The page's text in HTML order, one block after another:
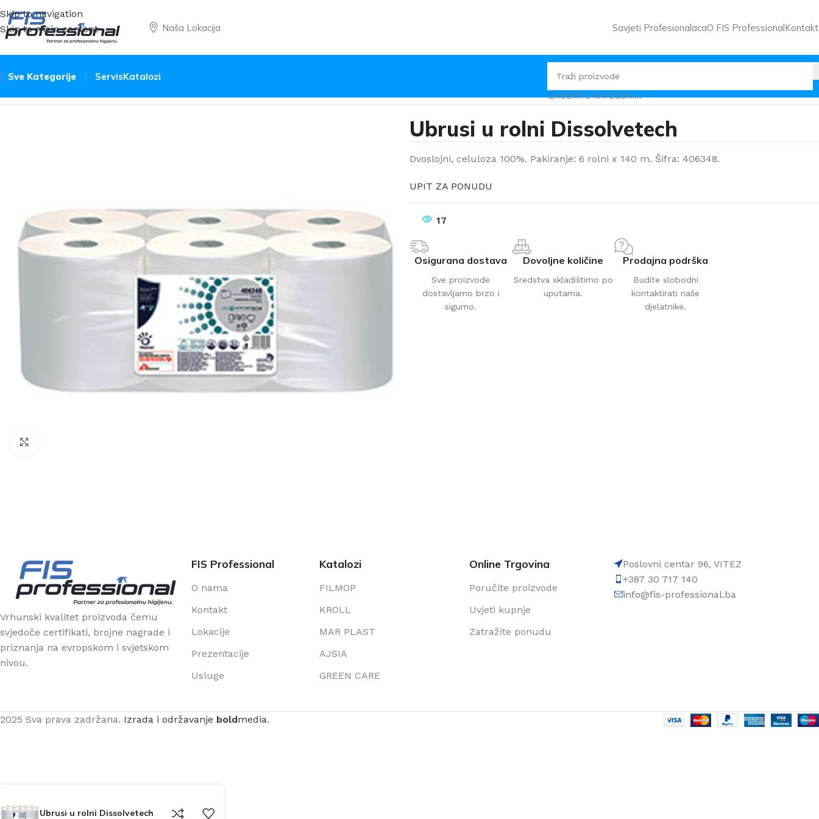
Skip to navigation
Skip to main content
Naša Lokacija Savjeti ProfesionalacaO FIS ProfessionalKontakt
Sve Kategorije ServisKatalozi
IZABERITE KATEGORIJU
Ubrusi u rolni Dissolvetech
Dvoslojni, celuloza 100%. Pakiranje: 6 rolni x 140 m. Šifra: 406348.
UPIT ZA PONUDU
17
Osigurana dostava
Sve proizvode
dostavljamo brzo i
sigurno.
Dovoljne količine
Sredstva skladištimo po
uputama.
Prodajna podrška
Budite slobodni
kontaktirati naše
djelatnike.
Vrhunski kvalitet proizvoda čemu
svjedoče certifikati, brojne nagrade i
priznanja na evropskom i svjetskom
nivou.
FIS Professional
O nama
Kontakt
Lokacije
Prezentacije
Usluge
Katalozi
FILMOP
KROLL
MAR PLAST
AJSIA
GREEN CARE
Online Trgovina
Poručite proizvode
Uvjeti kupnje
Zatražite ponudu
Poslovni centar 96, VITEZ
+387 30 717 140
info@fis-professional.ba
2025 Sva prava zadržana. Izrada i održavanje boldmedia.
Ubrusi u rolni Dissolvetech